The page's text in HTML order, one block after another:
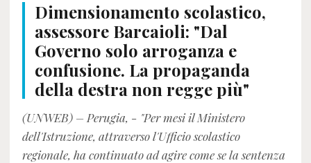
Dimensionamento scolastico,
assessore Barcaioli: "Dal
Governo solo arroganza e
confusione. La propaganda
della destra non regge più"
(UNWEB) – Perugia, - "Per mesi il Ministero
dell'Istruzione, attraverso l'Ufficio scolastico
regionale, ha continuato ad agire come se la sentenza